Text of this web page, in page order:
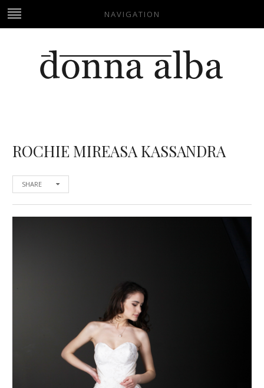
NAVIGATION
ROCHIE MIREASA KASSANDRA
SHARE